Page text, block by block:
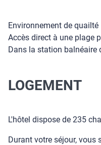
Environnement de quailté
Accès direct à une plage
Dans la station balnéaire
LOGEMENT
L'hôtel dispose de 235
Durant votre séjour, vous